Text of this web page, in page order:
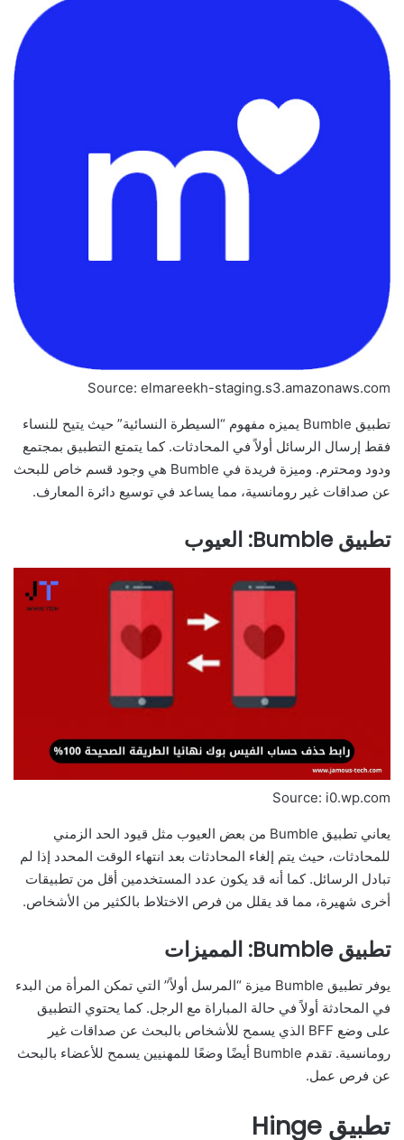
Source: elmareekh-staging.s3.amazonaws.com
تطبيق Bumble يميزه مفهوم “السيطرة النسائية” حيث يتيح للنساء
فقط إرسال الرسائل أولاً في المحادثات. كما يتمتع التطبيق بمجتمع
ودود ومحترم. وميزة فريدة في Bumble هي وجود قسم خاص للبحث
عن صداقات غير رومانسية، مما يساعد في توسيع دائرة المعارف.
تطبيق Bumble: العيوب
Source: i0.wp.com
يعاني تطبيق Bumble من بعض العيوب مثل قيود الحد الزمني
للمحادثات، حيث يتم إلغاء المحادثات بعد انتهاء الوقت المحدد إذا لم
تبادل الرسائل. كما أنه قد يكون عدد المستخدمين أقل من تطبيقات
أخرى شهيرة، مما قد يقلل من فرص الاختلاط بالكثير من الأشخاص.
تطبيق Bumble: المميزات
يوفر تطبيق Bumble ميزة “المرسل أولاً” التي تمكن المرأة من البدء
في المحادثة أولاً في حالة المباراة مع الرجل. كما يحتوي التطبيق
على وضع BFF الذي يسمح للأشخاص بالبحث عن صداقات غير
رومانسية. تقدم Bumble أيضًا وضعًا للمهنيين يسمح للأعضاء بالبحث
عن فرص عمل.
تطبيق Hinge